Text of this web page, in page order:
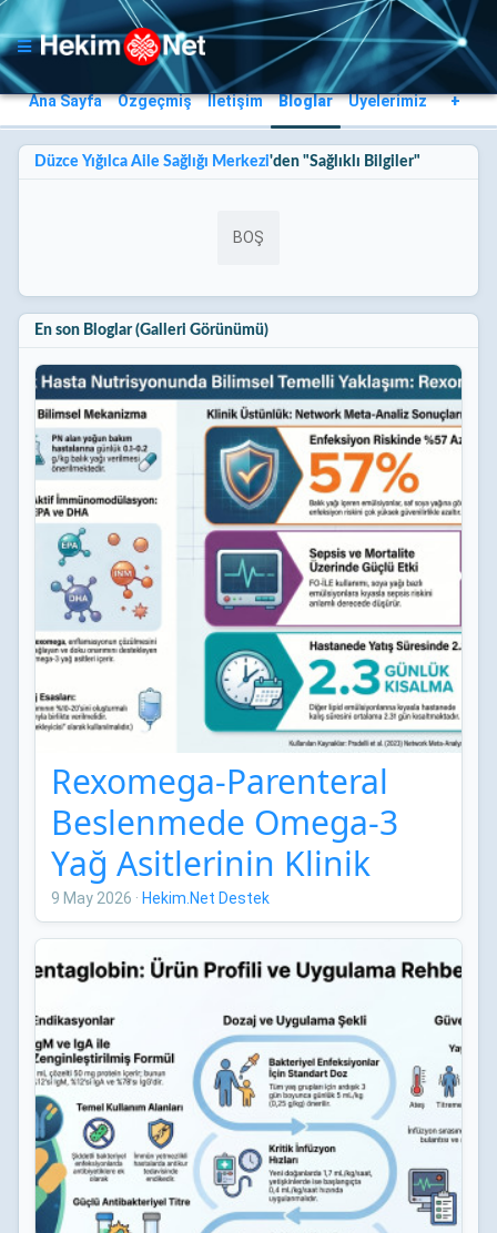
Ana Sayfa Özgeçmiş İletişim Bloglar Üyelerimiz +
Düzce Yığılca Aile Sağlığı Merkezi'den "Sağlıklı Bilgiler"
BOŞ
En son Bloglar (Galleri Görünümü)
Rexomega-Parenteral
Beslenmede Omega-3
Yağ Asitlerinin Klinik
Etkileri: Network Meta-
Analizi
9 May 2026 · Hekim.Net Destek